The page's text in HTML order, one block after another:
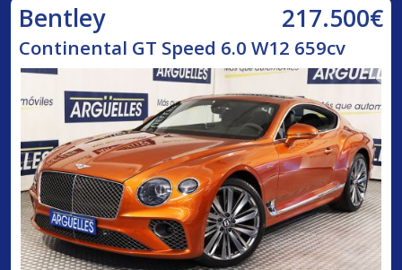
Bentley 217.500€
Continental GT Speed 6.0 W12 659cv